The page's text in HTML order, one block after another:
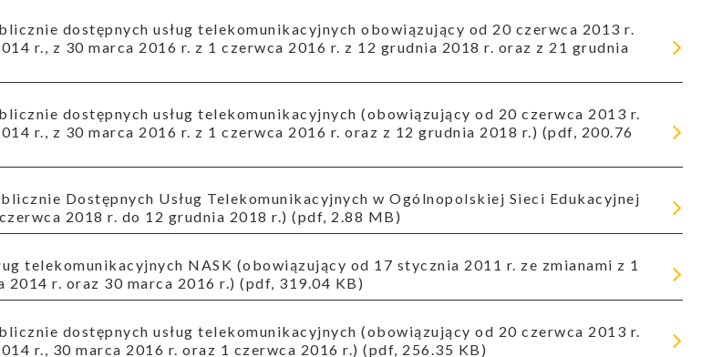
r., z 30 marca 2016 r. z 1 czerwca 2016 r. z 12 grudnia 2018 r. oraz z 21 grudnia
r., z 30 marca 2016 r. z 1 czerwca 2016 r. oraz z 12 grudnia 2018 r.) (pdf, 200.76
2018 r. do 12 grudnia 2018 r.) (pdf, 2.88 MB)
2014 r. oraz 30 marca 2016 r.) (pdf, 319.04 KB)
r., 30 marca 2016 r. oraz 1 czerwca 2016 r.) (pdf, 256.35 KB)